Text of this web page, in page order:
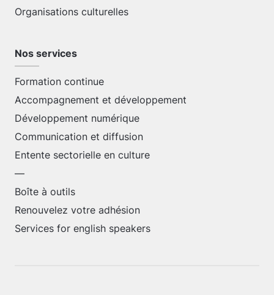
Organisations culturelles
Nos services
Formation continue
Accompagnement et développement
Développement numérique
Communication et diffusion
Entente sectorielle en culture
—
Boîte à outils
Renouvelez votre adhésion
Services for english speakers